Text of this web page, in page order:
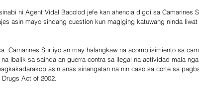
ni Agent Vidal Bacolod jefe kan ahencia digdi sa Camarines
asin mayo sindang cuestion kun magiging katuwang ninda liwat
Camarines Sur iyo an may halangkaw na acomplisimiento sa
ibalik sa sainda an guerra contra sa ilegal na actividad mala
asin anas sinangatan na nin caso sa corte sa
Drugs Act of 2002.